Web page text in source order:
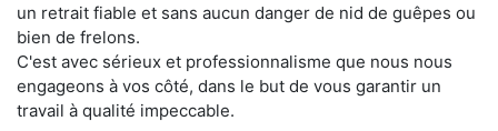
un retrait fiable et sans aucun danger de nid de guêpes ou
bien de frelons.
C'est avec sérieux et professionnalisme que nous nous
engageons à vos côté, dans le but de vous garantir un
travail à qualité impeccable.